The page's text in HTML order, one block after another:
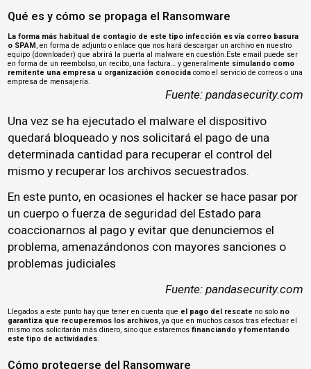
Qué es y cómo se propaga el Ransomware
La forma más habitual de contagio de este tipo infección es vía correo basura
o SPAM , en forma de adjunto o enlace que nos hará descargar un archivo en nuestro
equipo (downloader) que abrirá la puerta al malware en cuestión.Este email puede ser
en forma de un reembolso, un recibo, una factura… y generalmente simulando como
remitente una empresa u organización conocida como el servicio de correos o una
empresa de mensajería.
Fuente: pandasecurity.com
Una vez se ha ejecutado el malware el dispositivo
quedará bloqueado y nos solicitará el pago de una
determinada cantidad para recuperar el control del
mismo y recuperar los archivos secuestrados.
En este punto, en ocasiones el hacker se hace pasar por
un cuerpo o fuerza de seguridad del Estado para
coaccionarnos al pago y evitar que denunciemos el
problema, amenazándonos con mayores sanciones o
problemas judiciales
Fuente: pandasecurity.com
Llegados a este punto hay que tener en cuenta que el pago del rescate no solo no
garantiza que recuperemos los archivos, ya que en muchos casos tras efectuar el
mismo nos solicitarán más dinero, sino que estaremosfinanciando y fomentando
este tipo de actividades.
Cómo protegerse del Ransomware